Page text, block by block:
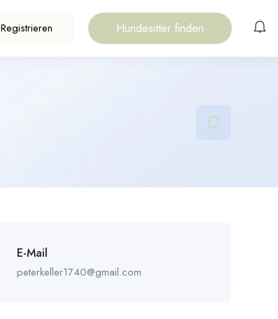
Registrieren Hundesitter finden
E-Mail
peterkeller1740@gmail.com